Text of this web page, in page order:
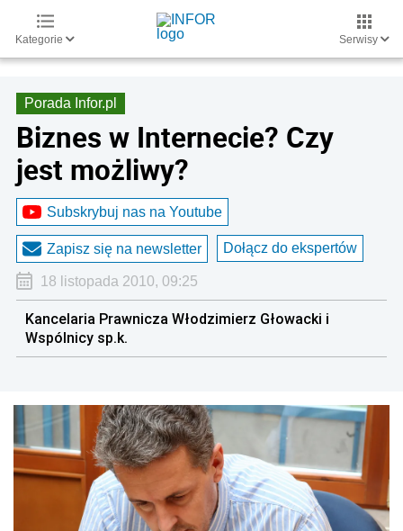
Kategorie Serwisy
Porada Infor.pl
Biznes w Internecie? Czy
jest możliwy?
Subskrybuj nas na Youtube
Zapisz się na newsletter Dołącz do ekspertów
18 listopada 2010, 09:25
Kancelaria Prawnicza Włodzimierz Głowacki i
Wspólnicy sp.k.